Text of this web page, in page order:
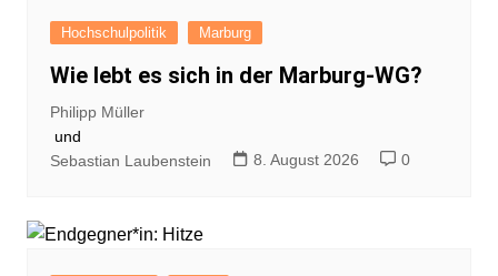
Hochschulpolitik Marburg
Wie lebt es sich in der Marburg-WG?
Philipp Müller
und
Sebastian Laubenstein
8. August 2026 0